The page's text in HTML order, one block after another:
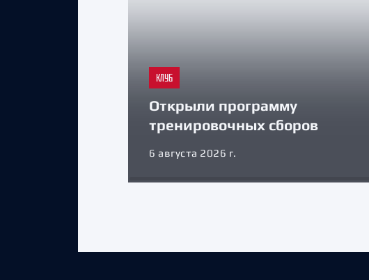
КЛУБ
Открыли программу
тренировочных сборов
6 августа 2026 г.